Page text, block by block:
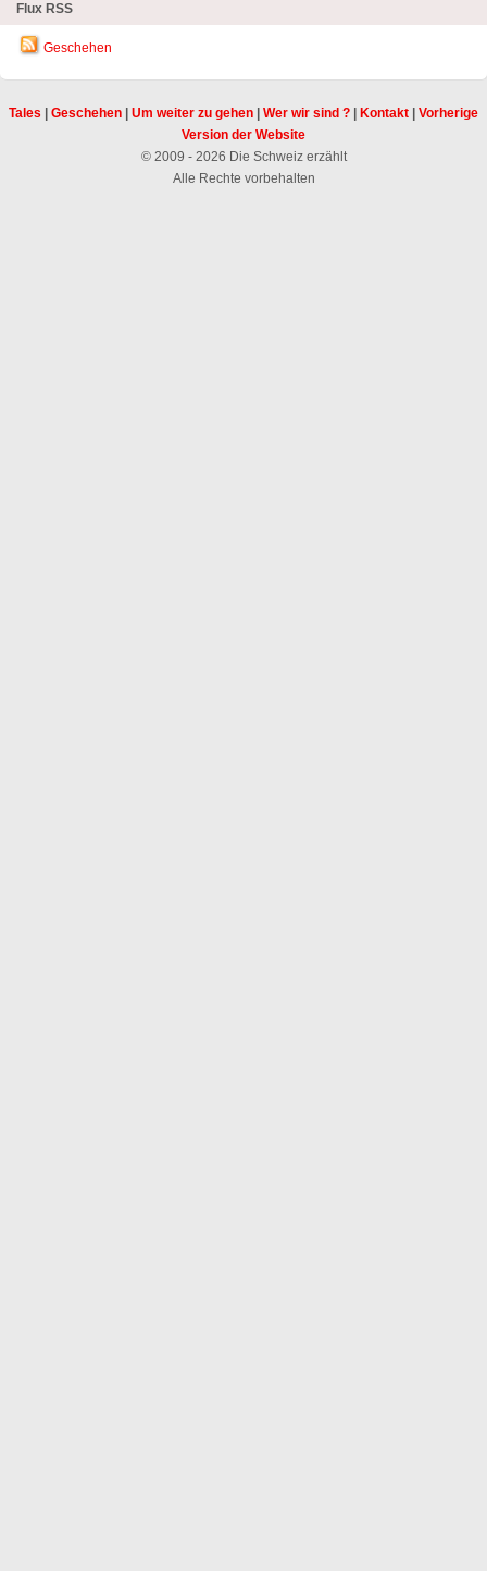
Flux RSS
Geschehen
Tales Geschehen Um weiter zu gehen Wer wir sind ? Kontakt
Vorherige
Version der Website
© 2009 - 2026 Die Schweiz erzählt
Alle Rechte vorbehalten